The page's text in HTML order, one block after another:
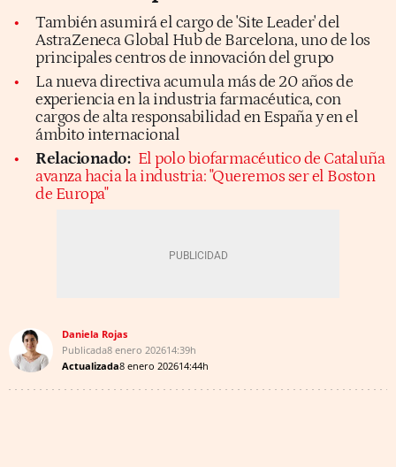
También asumirá el cargo de 'Site Leader' del
AstraZeneca Global Hub de Barcelona, uno de los
principales centros de innovación del grupo
La nueva directiva acumula más de 20 años de
experiencia en la industria farmacéutica, con
cargos de alta responsabilidad en España y en el
ámbito internacional
Relacionado: El polo biofarmacéutico de Cataluña
avanza hacia la industria: "Queremos ser el Boston
de Europa"
Daniela Rojas
Publicada8 enero 202614:39h
Actualizada8 enero 202614:44h